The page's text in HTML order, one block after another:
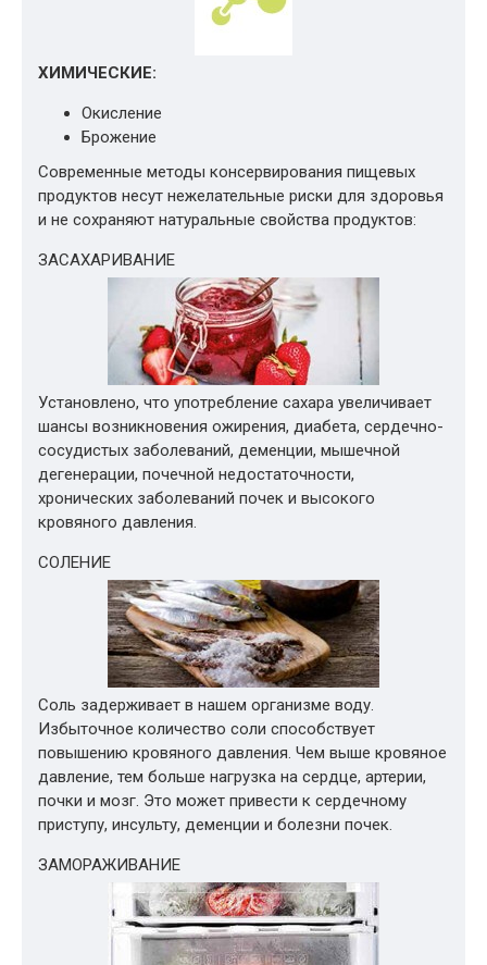
ХИМИЧЕСКИЕ:
Окисление
Брожение
Современные методы консервирования пищевых
продуктов несут нежелательные риски для здоровья
и не сохраняют натуральные свойства продуктов:
ЗАСАХАРИВАНИЕ
Установлено, что употребление сахара увеличивает
шансы возникновения ожирения, диабета, сердечно-
сосудистых заболеваний, деменции, мышечной
дегенерации, почечной недостаточности,
хронических заболеваний почек и высокого
кровяного давления.
СОЛЕНИЕ
Соль задерживает в нашем организме воду.
Избыточное количество соли способствует
повышению кровяного давления. Чем выше кровяное
давление, тем больше нагрузка на сердце, артерии,
почки и мозг. Это может привести к сердечному
приступу, инсульту, деменции и болезни почек.
ЗАМОРАЖИВАНИЕ